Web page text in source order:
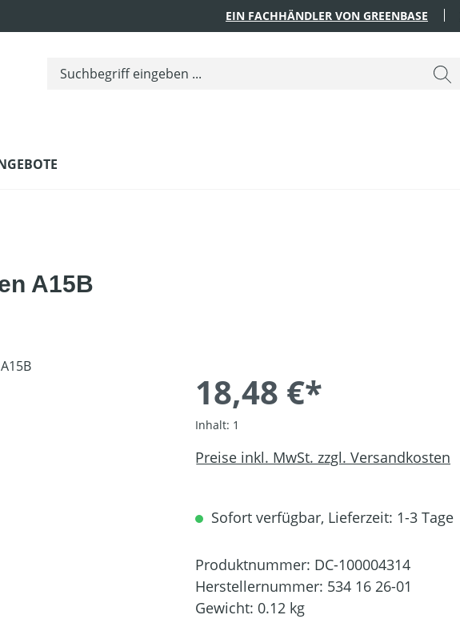
EIN FACHHÄNDLER VON GREENBASE
A15B
18,48 €*
Inhalt: 1
Preise inkl. MwSt. zzgl. Versandkosten
Sofort verfügbar, Lieferzeit: 1-3 Tage
Produktnummer: DC-100004314
Herstellernummer: 534 16 26-01
Gewicht: 0.12 kg